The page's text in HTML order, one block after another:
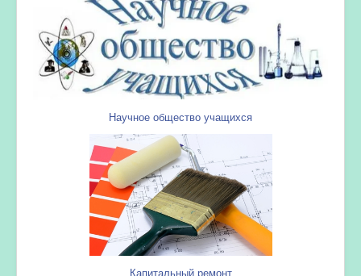
Научное общество учащихся
Капитальный ремонт